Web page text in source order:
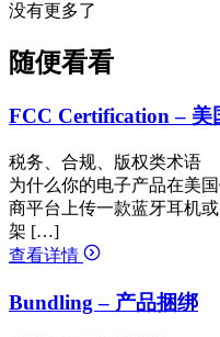
没有更多了
随便看看
FCC Certification – 美
税务、合规、版权类术语
为什么你的电子产品在美
商平台上传一款蓝牙耳机
架 […]
查看详情
Bundling – 产品捆绑